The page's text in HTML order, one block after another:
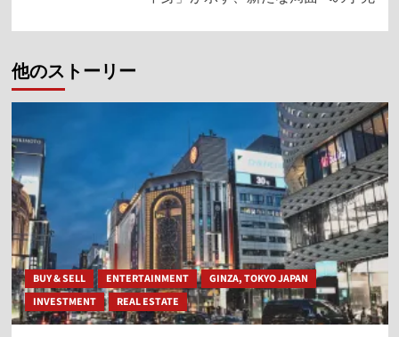
ー
シ
ョ
他のストーリー
BUY & SELL ENTERTAINMENT
GINZA, TOKYO JAPAN
INVESTMENT
REAL ESTATE